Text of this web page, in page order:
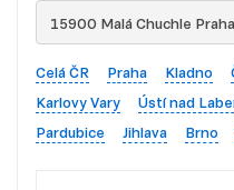
15900 Malá Chuchle Praha
Celá ČR Praha Kladno
Karlovy Vary
Ústí nad
Pardubice
Jihlava Brno